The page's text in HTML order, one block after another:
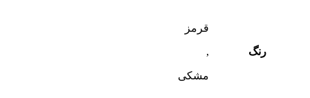
رنگ
قرمز
,
مشکی